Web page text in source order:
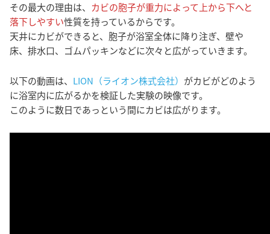
その最大の理由は、 カビの胞子が重力によって上から下へと
落下しやすい性質を持っているからです。
天井にカビができると、胞子が浴室全体に降り注ぎ、壁や
床、排水口、ゴムパッキンなどに次々と広がっていきます。
以下の動画は、 LION（ライオン株式会社） がカビがどのよう
に浴室内に広がるかを検証した実験の映像です。
このように数日であっという間にカビは広がります。